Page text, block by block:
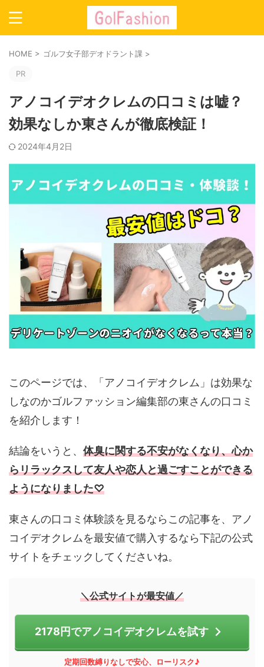
HOME > ゴルフ女子部デオドラント課 >
PR
アノコイデオクレムの口コミは嘘？
効果なしか東さんが徹底検証！
2024年4月2日
このページでは、「アノコイデオクレム」は効果な
しなのかゴルファッション編集部の東さんの口コミ
を紹介します！
結論をいうと、 体臭に関する不安がなくなり、心か
らリラックスして友人や恋人と過ごすことができる
ようになりました♡
東さんの口コミ体験談を見るならこの記事を、アノ
コイデオクレムを最安値で購入するなら下記の公式
サイトをチェックしてくださいね。
＼公式サイトが最安値／
2178円でアノコイデオクレムを試す
定期回数縛りなしで安心、ローリスク♪